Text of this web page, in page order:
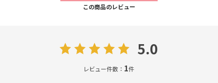
この商品のレビュー
5.0
レビュー件数： 1件